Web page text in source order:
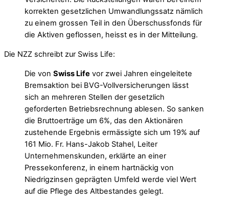
korrekten gesetzlichen Umwandlungssatz nämlich
zu einem grossen Teil in den Überschussfonds für
die Aktiven geflossen, heisst es in der Mitteilung.
Die NZZ schreibt zur Swiss Life:
Die von Swiss Life vor zwei Jahren eingeleitete
Bremsaktion bei BVG-Vollversicherungen lässt
sich an mehreren Stellen der gesetzlich
geforderten Betriebsrechnung ablesen. So sanken
die Bruttoerträge um 6%, das den Aktionären
zustehende Ergebnis ermässigte sich um 19% auf
161 Mio. Fr. Hans-Jakob Stahel, Leiter
Unternehmenskunden, erklärte an einer
Pressekonferenz, in einem hartnäckig von
Niedrigzinsen geprägten Umfeld werde viel Wert
auf die Pflege des Altbestandes gelegt.